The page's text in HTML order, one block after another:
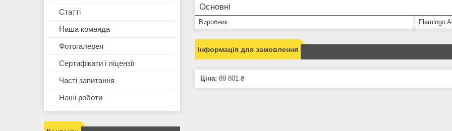
Основні
Виробник Flamingo
Інформація для замовлення
Ціна: 89 801 ₴
Статті
Наша команда
Фотогалерея
Сертифікати і ліцензії
Часті запитання
Наші роботи